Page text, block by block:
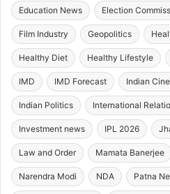
Education News Election
Film Industry Geopolitics
Healthy Diet Healthy Lifestyle
IMD IMD Forecast Indian
Indian Politics International
Investment news IPL 2026
Law and Order Mamata Banerjee
Narendra Modi NDA Patna